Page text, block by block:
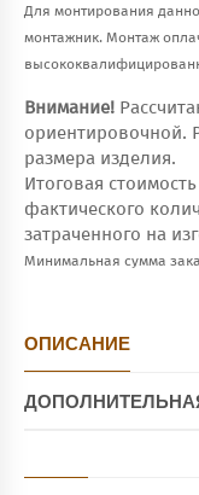
Для монтирования
монтажник. Монтаж
Внимание!
ориентировочной.
размера изделия.
Итоговая
фактического
затраченного на
Минимальная сумма
ОПИСАНИЕ